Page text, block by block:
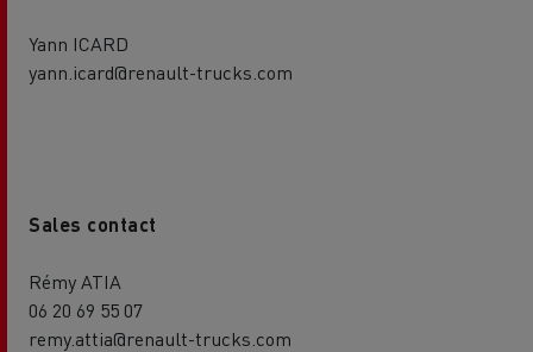
Yann ICARD
yann.icard@renault-trucks.com
Sales contact
Rémy ATIA
06 20 69 55 07
remy.attia@renault-trucks.com